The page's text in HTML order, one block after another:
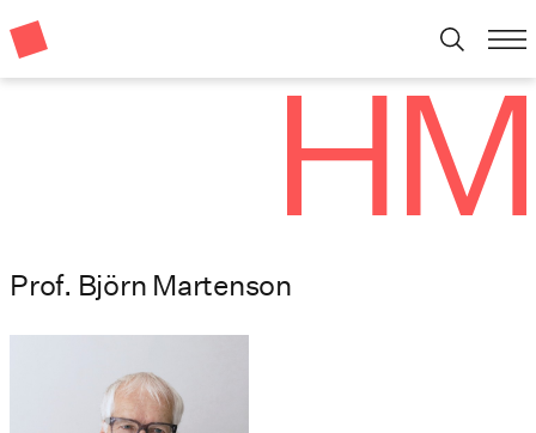
Prof. Björn Martenson